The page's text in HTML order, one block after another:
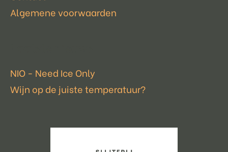
Algemene voorwaarden
NIO - Need Ice Only
Wijn op de juiste temperatuur?